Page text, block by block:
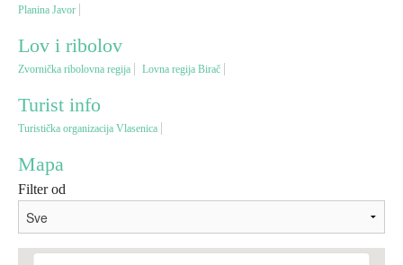
Eko turizam
Kulturni turizam
Gastronomija
Lov i ribolov
Seoski turizam
Planina Javor
Lov i ribolov
Zvornička ribolovna regija Lovna regija Birač
Turist info
Turistička organizacija Vlasenica
Mapa
Filter od